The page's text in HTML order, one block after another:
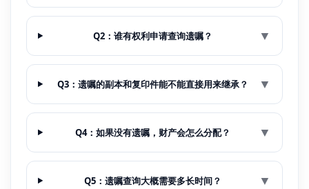
Q2：谁有权利申请查询遗嘱？ ▼
Q3：遗嘱的副本和复印件能不能直接用来继承？ ▼
Q4：如果没有遗嘱，财产会怎么分配？ ▼
Q5：遗嘱查询大概需要多长时间？ ▼